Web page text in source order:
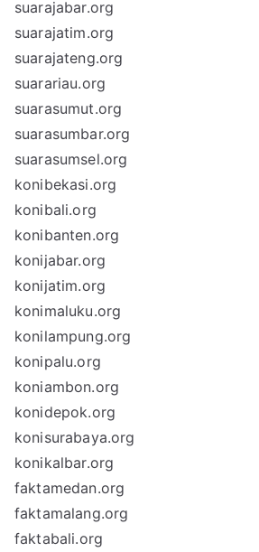
suarajabar.org
suarajatim.org
suarajateng.org
suarariau.org
suarasumut.org
suarasumbar.org
suarasumsel.org
konibekasi.org
konibali.org
konibanten.org
konijabar.org
konijatim.org
konimaluku.org
konilampung.org
konipalu.org
koniambon.org
konidepok.org
konisurabaya.org
konikalbar.org
faktamedan.org
faktamalang.org
faktabali.org